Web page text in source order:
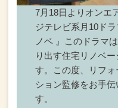
7月18日よりオン
ジテレビ系月10ド
ノベ 』このドラマ
り出す住宅リノベ
す。この度、リフ
ション監修をお手
す。